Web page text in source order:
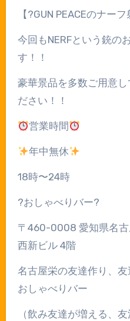
【 ?GUN PEACEのナーフ
今回もNERFという銃の
す！！
豪華景品を多数ご用意
ださい！！
営業時間
年中無休
18時〜24時
?おしゃべりバー?
〒 460-0008 愛知県名
西新ビル4階
名古屋栄の友達作り、
おしゃべりバー
（飲み友達が増える、友